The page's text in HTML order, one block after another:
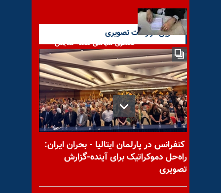
گفتگوی سیاسی هفته-نمایش
انتخابات و کشمش درونی رژیم
صلاح عبدالله نژاد- صلاح
کیان را کی کشت؟
آخرین گزارشات تصویری
کنفرانس در پارلمان ایتالیا - بحران ایران:
راه‌حل دموکراتیک برای آینده-گزارش
تصویری